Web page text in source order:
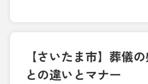
【さいたま市】葬儀
との違いとマナー